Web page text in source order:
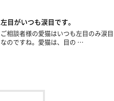
左目がいつも涙目です。
ご相談者様の愛猫はいつも左目のみ涙目
なのですね。愛猫は、目の …